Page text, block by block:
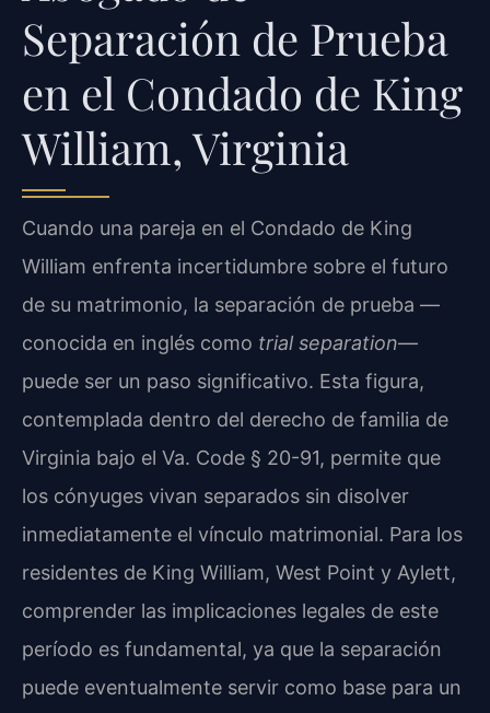
Separación de Prueba
en el Condado de King
William, Virginia
Cuando una pareja en el Condado de King
William enfrenta incertidumbre sobre el futuro
de su matrimonio, la separación de prueba —
conocida en inglés como trial separation—
puede ser un paso significativo. Esta figura,
contemplada dentro del derecho de familia de
Virginia bajo el Va. Code § 20-91, permite que
los cónyuges vivan separados sin disolver
inmediatamente el vínculo matrimonial. Para los
residentes de King William, West Point y Aylett,
comprender las implicaciones legales de este
período es fundamental, ya que la separación
puede eventualmente servir como base para un